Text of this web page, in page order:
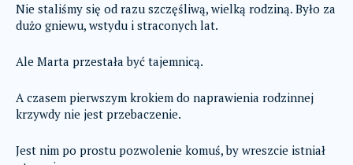
Nie staliśmy się od razu szczęśliwą, wielką rodziną. Było za
dużo gniewu, wstydu i straconych lat.
Ale Marta przestała być tajemnicą.
A czasem pierwszym krokiem do naprawienia rodzinnej
krzywdy nie jest przebaczenie.
Jest nim po prostu pozwolenie komuś, by wreszcie istniał